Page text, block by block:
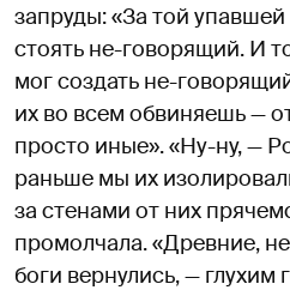
запруды: «За той
стоять не-говорящий. И
мог создать не-
их во всем обвиняешь —
просто иные». «Ну-ну, —
раньше мы их
за стенами от них
промолчала. «Древние,
боги вернулись, —